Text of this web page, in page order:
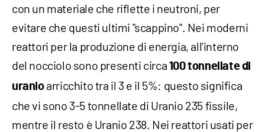
con un materiale che riflette i neutroni, per
evitare che questi ultimi "scappino". Nei moderni
reattori per la produzione di energia, all’interno
del nocciolo sono presenti circa 100 tonnellate di
uranioarricchito tra il 3 e il 5%: questo significa
che vi sono 3-5 tonnellate di Uranio 235 fissile,
mentre il resto è Uranio 238. Nei reattori usati per